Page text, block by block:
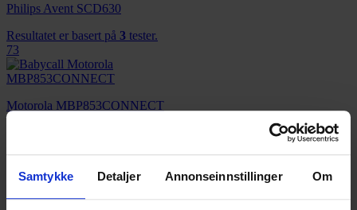
Samtykke Detaljer Annonseinnstillinger Om
Philips Avent SCD630
Resultatet er basert på 3 tester.
73
Motorola MBP853CONNECT